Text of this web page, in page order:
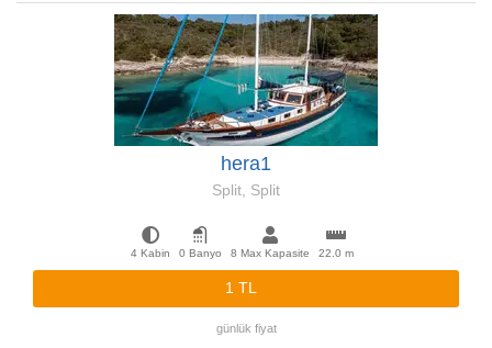
hera1
Split, Split
4 Kabin 0 Banyo 8 Max Kapasite 22.0 m
1 TL
günlük fiyat